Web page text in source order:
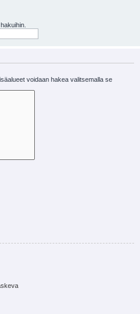
voidaan hakea valitsemalla se